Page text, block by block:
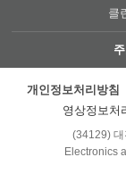
클
개인정보처리방침
영상정보처
(34129)
Electronics